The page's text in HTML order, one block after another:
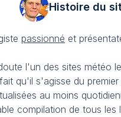
Histoire du
passionné et
l'un des sites météo
qu'il s'agisse du
au moins
compilation de tous